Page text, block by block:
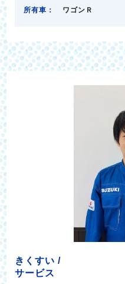
所有車：
ワゴンＲ
きくすい /
サービス